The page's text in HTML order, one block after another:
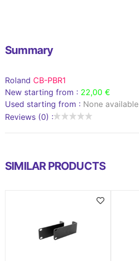
Summary
Roland CB-PBR1
New starting from : 22,00 €
Used starting from : None available
Reviews (0) :
SIMILAR PRODUCTS